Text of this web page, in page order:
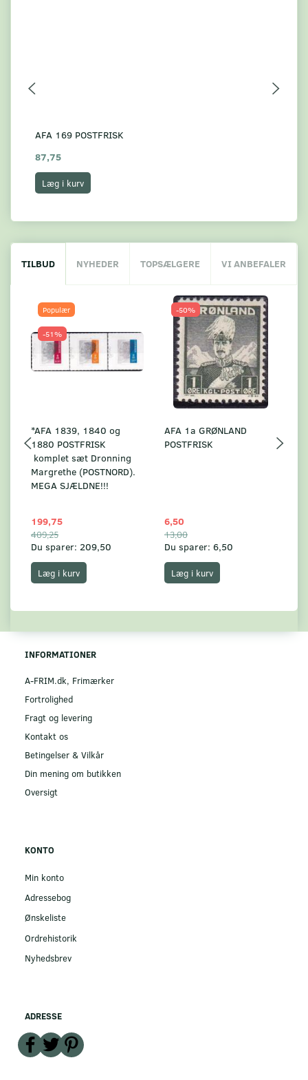
AFA 169 POSTFRISK
87,75
Læg i kurv
TILBUD NYHEDER TOPSÆLGERE VI ANBEFALER
Populær
-51%
*AFA 1839, 1840 og
1880 POSTFRISK
komplet sæt Dronning
Margrethe (POSTNORD).
MEGA SJÆLDNE!!!
199,75
409,25
Du sparer: 209,50
Læg i kurv
-50%
AFA 1a GRØNLAND
POSTFRISK
6,50
13,00
Du sparer: 6,50
Læg i kurv
INFORMATIONER
A-FRIM.dk, Frimærker
Fortrolighed
Fragt og levering
Kontakt os
Betingelser & Vilkår
Din mening om butikken
Oversigt
KONTO
Min konto
Adressebog
Ønskeliste
Ordrehistorik
Nyhedsbrev
ADRESSE